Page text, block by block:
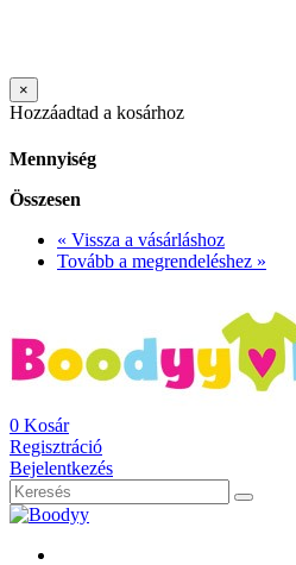
×
Hozzáadtad a kosárhoz
Mennyiség
Összesen
« Vissza a vásárláshoz
Tovább a megrendeléshez »
0 Kosár
Regisztráció
Bejelentkezés